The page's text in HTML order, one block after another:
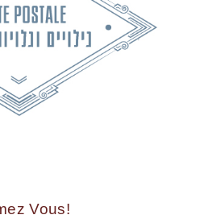
!Dormez Vous